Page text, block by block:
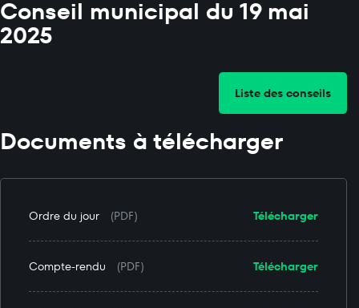
Conseil municipal du 19 mai
2025
Liste des conseils
Documents à télécharger
Télécharger
Ordre du jour (PDF)
Télécharger
Compte-rendu (PDF)